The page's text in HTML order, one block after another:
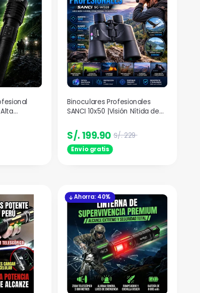
Alta
Binoculares Profesionales
SANCI 10x50 |Visión Nítida de
S/. 199.90 S/. 229
Envio gratis
Ahorra: 40%